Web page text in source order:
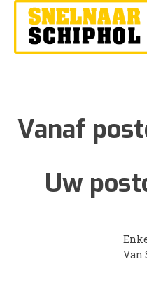
Vanaf
Uw
Van